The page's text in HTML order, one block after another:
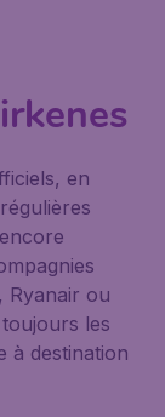
en
Ryanair ou
les
à destination